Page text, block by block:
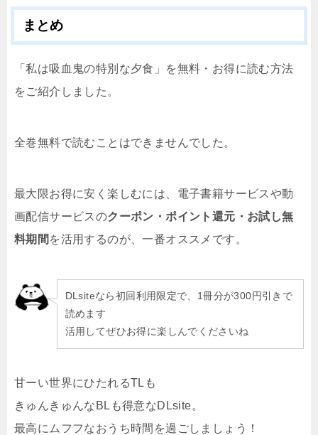
まとめ
「私は吸血鬼の特別な夕食」を無料・お得に読む方法
をご紹介しました。
全巻無料で読むことはできませんでした。
最大限お得に安く楽しむには、電子書籍サービスや動
画配信サービスのクーポン・ポイント還元・お試し無
料期間 を活用するのが、一番オススメです。
DLsiteなら初回利用限定で、1冊分が300円引きで
読めます
活用してぜひお得に楽しんでくださいね
甘ーい世界にひたれるTLも
きゅんきゅんなBLも得意なDLsite。
最高にムフフなおうち時間を過ごしましょう！